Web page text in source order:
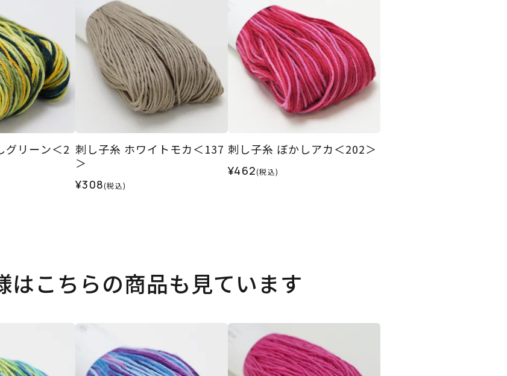
グリーン＜2 刺し子糸 ホワイトモカ＜137
＞
¥308(税込)
刺し子糸 ぼかしアカ＜202＞
¥462(税込)
はこちらの商品も見ています